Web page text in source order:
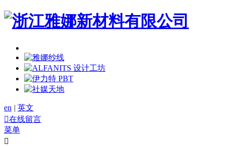
en | 英文
在线留言
菜单
